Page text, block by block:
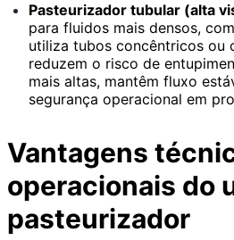
Pasteurizador tubular (alta
para fluidos mais densos,
utiliza tubos concêntricos ou
reduzem o risco de
mais altas, mantêm fluxo
segurança operacional em
Vantagens
operacionais do
pasteurizador